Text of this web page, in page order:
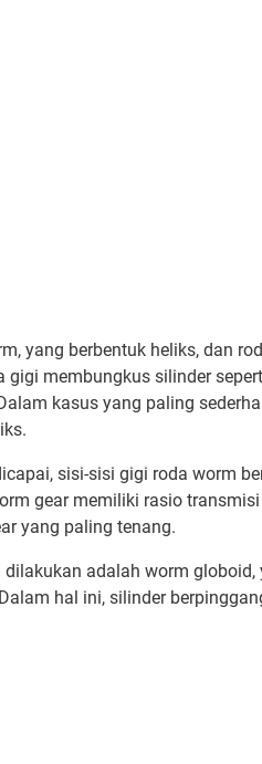
yang berbentuk heliks, dan
gigi membungkus silinder
kasus yang paling
sisi-sisi gigi roda worm
gear memiliki rasio
yang paling tenang.
adalah worm globoid,
hal ini, silinder